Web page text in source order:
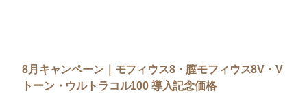
8月キャンペーン｜モフィウス8・膣モフィウス8V・V
トーン・ウルトラコル100 導入記念価格